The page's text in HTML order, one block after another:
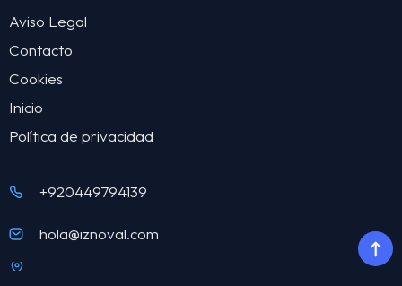
Aviso Legal
Contacto
Cookies
Inicio
Política de privacidad
+920449794139
hola@iznoval.com